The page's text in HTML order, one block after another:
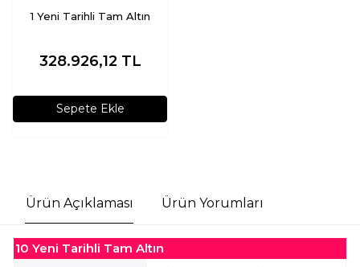
1 Yeni Tarihli Tam Altın
328.926,12 TL
Sepete Ekle
Ürün Açıklaması Ürün Yorumları
10 Yeni Tarihli Tam Altın